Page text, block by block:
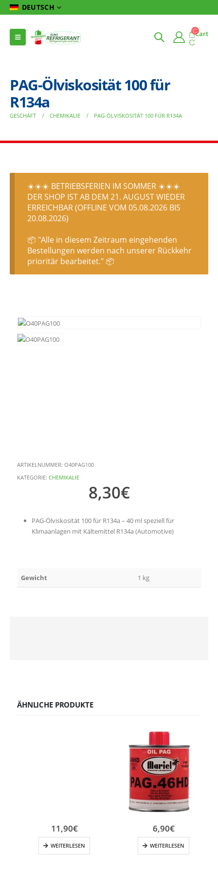
DEUTSCH
Cart
PAG-Ölviskosität 100 für
R134a
GESCHÄFT CHEMIKALIE PAG-ÖLVISKOSITÄT 100 FÜR R134A
☀️☀️☀️ BETRIEBSFERIEN IM SOMMER ☀️☀️☀️
DER SHOP IST AB DEM 21. AUGUST WIEDER
ERREICHBAR (OFFLINE VOM 05.08.2026 BIS
20.08.2026)
📦 "Alle in diesem Zeitraum eingehenden
Bestellungen werden nach unserer Rückkehr
prioritär bearbeitet." 📦
ARTIKELNUMMER: O40PAG100
KATEGORIE: CHEMIKALIE
8,30€
PAG-Ölviskosität 100 für R134a – 40 ml speziell für
Klimaanlagen mit Kältemittel R134a (Automotive)
Gewicht 1 kg
ÄHNLICHE PRODUKTE
11,90€
WEITERLESEN
6,90€
WEITERLESEN